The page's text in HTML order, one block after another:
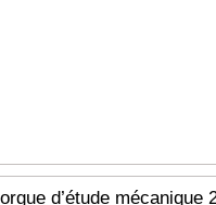
d’étude mécanique